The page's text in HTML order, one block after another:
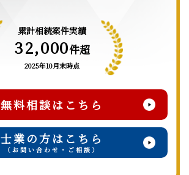
累計相続案件実績
32,000件超
2025年10月末時点
無料相談はこちら
士業の方はこちら
（お問い合わせ・ご相談）